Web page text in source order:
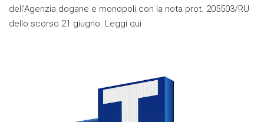
dell’Agenzia dogane e monopoli con la nota prot. 205503/RU
dello scorso 21 giugno. Leggi qui